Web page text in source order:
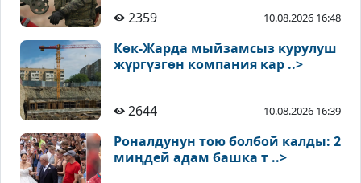
2359 10.08.2026 16:48
Көк-Жарда мыйзамсыз курулуш
жүргүзгөн компания кар ..>
2644 10.08.2026 16:39
Роналдунун тою болбой калды: 2
миңдей адам башка т ..>